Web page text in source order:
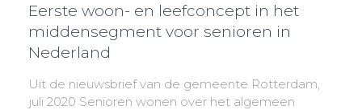
Eerste woon- en leefconcept in het
middensegment voor senioren in
Nederland
Uit de nieuwsbrief van de gemeente Rotterdam,
juli 2020 Senioren wonen over het algemeen